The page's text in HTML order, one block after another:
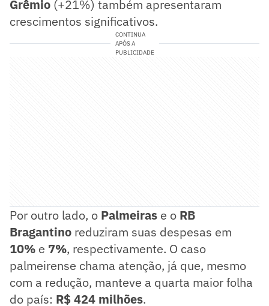
Grêmio (+21%) também apresentaram
crescimentos significativos.
CONTINUA
APÓS A
PUBLICIDADE
Por outro lado, o Palmeiras e o RB
Bragantino reduziram suas despesas em
10% e 7%, respectivamente. O caso
palmeirense chama atenção, já que, mesmo
com a redução, manteve a quarta maior folha
do país: R$ 424 milhões.